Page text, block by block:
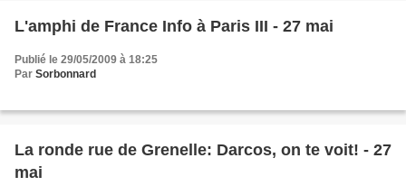
L'amphi de France Info à Paris III - 27 mai
Publié le 29/05/2009 à 18:25
Par Sorbonnard
La ronde rue de Grenelle: Darcos, on te voit! - 27
mai